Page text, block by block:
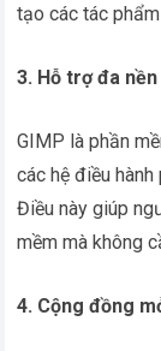
tạo các tác
3. Hỗ trợ đa
GIMP là phần
các hệ điều
Điều này giúp
mềm mà không
4. Cộng đồng